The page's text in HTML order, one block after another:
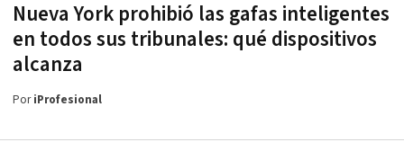
Nueva York prohibió las gafas inteligentes
en todos sus tribunales: qué dispositivos
alcanza
PoriProfesional